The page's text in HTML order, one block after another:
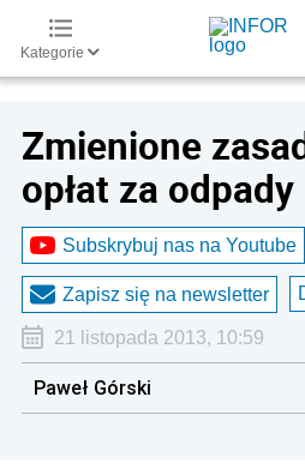
Kategorie
Zmienione
opłat za
Subskrybuj nas na Youtube
Zapisz się na newsletter
21 listopada 2013, 10:59
Paweł Górski